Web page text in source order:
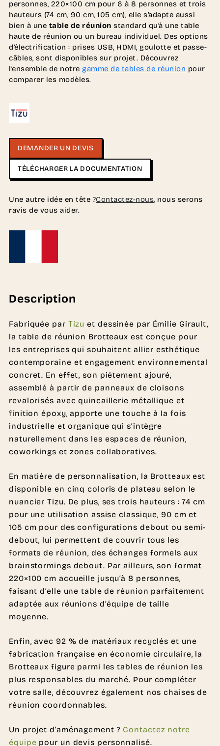
personnes, 220×100 cm pour 6 à 8 personnes et trois
hauteurs (74 cm, 90 cm, 105 cm), elle s’adapte aussi
bien à une table de réunion standard qu’à une table
haute de réunion ou un bureau individuel. Des options
d’électrification : prises USB, HDMI, goulotte et passe-
câbles, sont disponibles sur projet. Découvrez
l’ensemble de notre gamme de tables de réunion pour
comparer les modèles.
DEMANDER UN DEVIS
TÉLÉCHARGER LA DOCUMENTATION
Une autre idée en tête ?Contactez-nous, nous serons
ravis de vous aider.
Description
Fabriquée par Tizu et dessinée par Émilie Girault,
la table de réunion Brotteaux est conçue pour
les entreprises qui souhaitent allier esthétique
contemporaine et engagement environnemental
concret. En effet, son piétement ajouré,
assemblé à partir de panneaux de cloisons
revalorisés avec quincaillerie métallique et
finition époxy, apporte une touche à la fois
industrielle et organique qui s’intègre
naturellement dans les espaces de réunion,
coworkings et zones collaboratives.
En matière de personnalisation, la Brotteaux est
disponible en cinq coloris de plateau selon le
nuancier Tizu. De plus, ses trois hauteurs : 74 cm
pour une utilisation assise classique, 90 cm et
105 cm pour des configurations debout ou semi-
debout, lui permettent de couvrir tous les
formats de réunion, des échanges formels aux
brainstormings debout. Par ailleurs, son format
220×100 cm accueille jusqu’à 8 personnes,
faisant d’elle une table de réunion parfaitement
adaptée aux réunions d’équipe de taille
moyenne.
Enfin, avec 92 % de matériaux recyclés et une
fabrication française en économie circulaire, la
Brotteaux figure parmi les tables de réunion les
plus responsables du marché. Pour compléter
votre salle, découvrez également nos chaises de
réunion coordonnables.
Un projet d’aménagement ? Contactez notre
équipe pour un devis personnalisé.